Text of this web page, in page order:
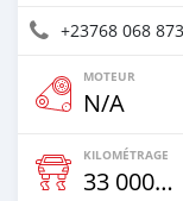
+23768 068
MOTEUR
N/A
KILOMÉTRAGE
33 000 Km